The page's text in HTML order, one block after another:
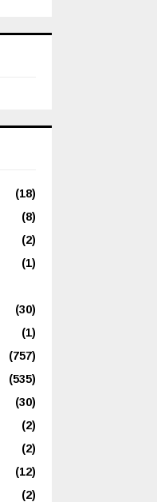
(18)
(8)
(2)
(1)
(30)
(1)
(757)
(535)
(30)
(2)
(2)
(12)
(2)